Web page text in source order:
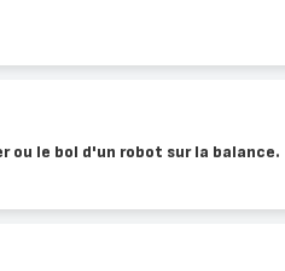
ou le bol d'un robot sur la balance.